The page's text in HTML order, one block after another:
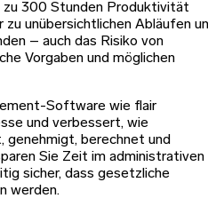
zu 300 Stunden Produktivität
unübersichtlichen Abläufen
– auch das Risiko von
Vorgaben und möglichen
Software wie flair
und verbessert, wie
genehmigt, berechnet und
Sie Zeit im administrativen
sicher, dass gesetzliche
werden.